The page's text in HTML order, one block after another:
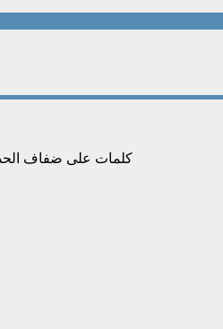
كلمات على ضفاف